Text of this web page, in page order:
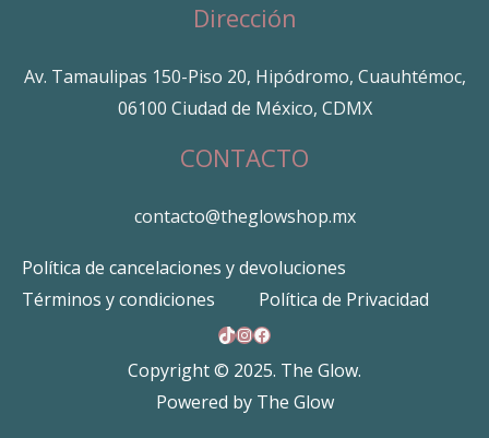
Dirección
Av. Tamaulipas 150-Piso 20, Hipódromo, Cuauhtémoc,
06100 Ciudad de México, CDMX
CONTACTO
contacto@theglowshop.mx
Política de cancelaciones y devoluciones
Términos y condiciones
Política de Privacidad
TikTok
Instagram
Facebook
Copyright © 2025. The Glow.
Powered by The Glow